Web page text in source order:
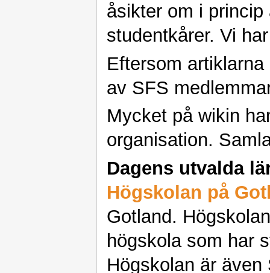
åsikter om i
studentkårer. Vi
Eftersom
av SFS
Mycket på wikin
organisation.
Dagens utvalda
Högskolan på
Gotland.
högskola som har
Högskolan är